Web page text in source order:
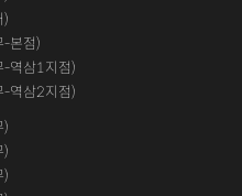
본점)
삼1지점)
삼2지점)
)
)
)